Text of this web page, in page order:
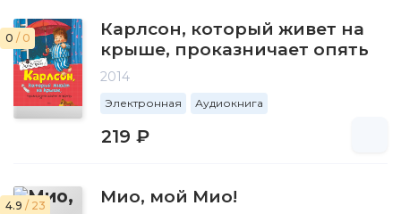
0 / 0
Карлсон, который живет на
крыше, проказничает опять
2014
Электронная Аудиокнига
219 ₽
4.9 / 23 Мио, мой Мио!